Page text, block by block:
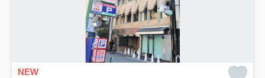
NEW